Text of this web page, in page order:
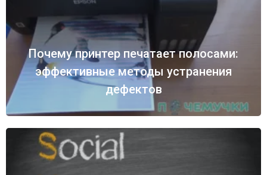
Почему принтер печатает полосами:
эффективные методы устранения
дефектов